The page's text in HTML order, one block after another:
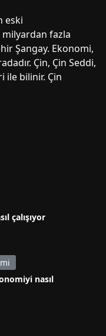
eski
fazla
Şangay. Ekonomi,
Çin, Çin Seddi,
ile bilinir. Çin
çalışıyor
nasıl